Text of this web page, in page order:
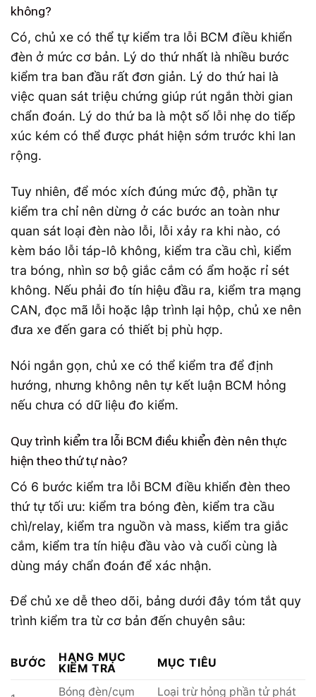
không?
Có, chủ xe có thể tự kiểm tra lỗi BCM điều khiển
đèn ở mức cơ bản. Lý do thứ nhất là nhiều bước
kiểm tra ban đầu rất đơn giản. Lý do thứ hai là
việc quan sát triệu chứng giúp rút ngắn thời gian
chẩn đoán. Lý do thứ ba là một số lỗi nhẹ do tiếp
xúc kém có thể được phát hiện sớm trước khi lan
rộng.
Tuy nhiên, để móc xích đúng mức độ, phần tự
kiểm tra chỉ nên dừng ở các bước an toàn như
quan sát loại đèn nào lỗi, lỗi xảy ra khi nào, có
kèm báo lỗi táp-lô không, kiểm tra cầu chì, kiểm
tra bóng, nhìn sơ bộ giắc cắm có ẩm hoặc rỉ sét
không. Nếu phải đo tín hiệu đầu ra, kiểm tra mạng
CAN, đọc mã lỗi hoặc lập trình lại hộp, chủ xe nên
đưa xe đến gara có thiết bị phù hợp.
Nói ngắn gọn, chủ xe có thể kiểm tra để định
hướng, nhưng không nên tự kết luận BCM hỏng
nếu chưa có dữ liệu đo kiểm.
Quy trình kiểm tra lỗi BCM điều khiển đèn nên thực
hiện theo thứ tự nào?
Có 6 bước kiểm tra lỗi BCM điều khiển đèn theo
thứ tự tối ưu: kiểm tra bóng đèn, kiểm tra cầu
chì/relay, kiểm tra nguồn và mass, kiểm tra giắc
cắm, kiểm tra tín hiệu đầu vào và cuối cùng là
dùng máy chẩn đoán để xác nhận.
Để chủ xe dễ theo dõi, bảng dưới đây tóm tắt quy
trình kiểm tra từ cơ bản đến chuyên sâu:
BƯỚC
HẠNG MỤC
KIỂM TRA
MỤC TIÊU
Bóng đèn/cụm
Loại trừ hỏng phần tử phát